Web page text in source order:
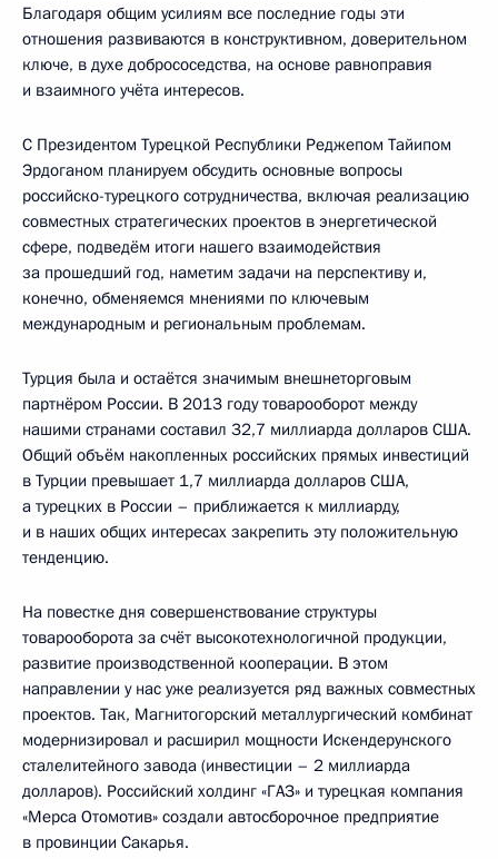
Благодаря общим усилиям все последние годы эти
отношения развиваются в конструктивном, доверительном
ключе, в духе добрососедства, на основе равноправия
и взаимного учёта интересов.
С Президентом Турецкой Республики Реджепом Тайипом
Эрдоганом планируем обсудить основные вопросы
российско-турецкого сотрудничества, включая реализацию
совместных стратегических проектов в энергетической
сфере, подведём итоги нашего взаимодействия
за прошедший год, наметим задачи на перспективу и,
конечно, обменяемся мнениями по ключевым
международным и региональным проблемам.
Турция была и остаётся значимым внешнеторговым
партнёром России. В 2013 году товарооборот между
нашими странами составил 32,7 миллиарда долларов США.
Общий объём накопленных российских прямых инвестиций
в Турции превышает 1,7 миллиарда долларов США,
а турецких в России – приближается к миллиарду,
и в наших общих интересах закрепить эту положительную
тенденцию.
На повестке дня совершенствование структуры
товарооборота за счёт высокотехнологичной продукции,
развитие производственной кооперации. В этом
направлении у нас уже реализуется ряд важных совместных
проектов. Так, Магнитогорский металлургический комбинат
модернизировал и расширил мощности Искендерунского
сталелитейного завода (инвестиции – 2 миллиарда
долларов). Российский холдинг «ГАЗ» и турецкая компания
«Мерса Отомотив» создали автосборочное предприятие
в провинции Сакарья.